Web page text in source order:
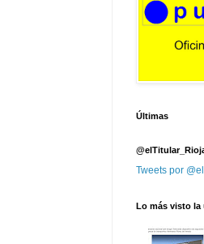
Últimas
Tweets por
Lo más visto la